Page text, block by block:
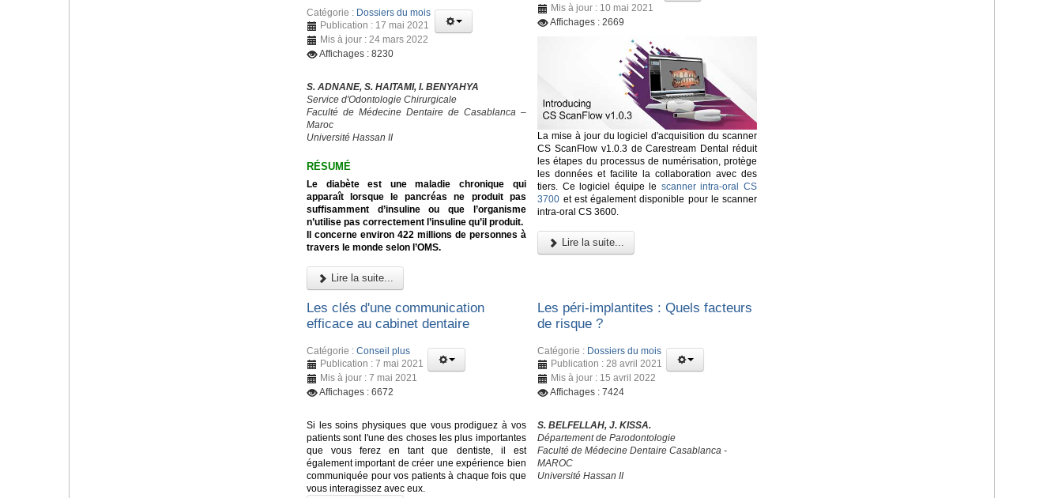
Catégorie : Dossiers du mois
Publication : 17 mai 2021
Mis à jour : 24 mars 2022
Affichages : 8230
S. ADNANE, S. HAITAMI, I. BENYAHYA
Service d'Odontologie Chirurgicale
Faculté de Médecine Dentaire de Casablanca –
Maroc
Université Hassan II
RÉSUMÉ
Le diabète est une maladie chronique qui
apparaît lorsque le pancréas ne produit pas
suffisamment d’insuline ou que l’organisme
n’utilise pas correctement l’insuline qu’il produit.
Il concerne environ 422 millions de personnes à
travers le monde selon l’OMS.
Lire la suite...
Mis à jour : 10 mai 2021
Affichages : 2669
La mise à jour du logiciel d'acquisition du scanner
CS ScanFlow v1.0.3 de Carestream Dental réduit
les étapes du processus de numérisation, protège
les données et facilite la collaboration avec des
tiers. Ce logiciel équipe le scanner intra-oral CS
3700 et est également disponible pour le scanner
intra-oral CS 3600.
Lire la suite...
Les clés d'une communication
efficace au cabinet dentaire
Catégorie : Conseil plus
Publication : 7 mai 2021
Mis à jour : 7 mai 2021
Affichages : 6672
Si les soins physiques que vous prodiguez à vos
patients sont l'une des choses les plus importantes
que vous ferez en tant que dentiste, il est
également important de créer une expérience bien
communiquée pour vos patients à chaque fois que
vous interagissez avec eux.
Les péri-implantites : Quels facteurs
de risque ?
Catégorie : Dossiers du mois
Publication : 28 avril 2021
Mis à jour : 15 avril 2022
Affichages : 7424
S. BELFELLAH, J. KISSA.
Département de Parodontologie
Faculté de Médecine Dentaire Casablanca -
MAROC
Université Hassan II